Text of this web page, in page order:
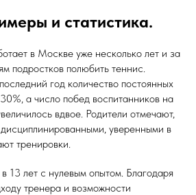
и статистика.
в Москве уже несколько лет и за
подростков полюбить теннис.
год количество постоянных
а число побед воспитанников на
вдвое. Родители отмечают,
уверенными в
тренировки.
13 лет с нулевым опытом. Благодаря
тренера и возможности